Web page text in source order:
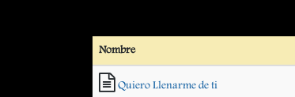
Nombre
Quiero Llenarme de ti